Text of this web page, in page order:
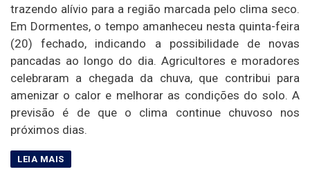
trazendo alívio para a região marcada pelo clima seco.
Em Dormentes, o tempo amanheceu nesta quinta-feira
(20) fechado, indicando a possibilidade de novas
pancadas ao longo do dia. Agricultores e moradores
celebraram a chegada da chuva, que contribui para
amenizar o calor e melhorar as condições do solo. A
previsão é de que o clima continue chuvoso nos
próximos dias.